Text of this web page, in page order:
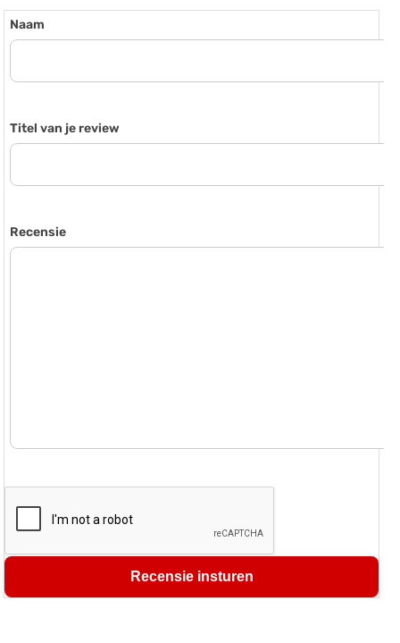
Naam
Titel van je review
Recensie
Recensie insturen